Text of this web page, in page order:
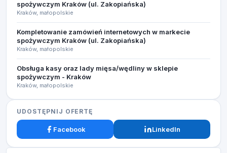
spożywczym Kraków (ul. Zakopiańska)
Kraków, małopolskie
Kompletowanie zamówień internetowych w markecie
spożywczym Kraków (ul. Zakopiańska)
Kraków, małopolskie
Obsługa kasy oraz lady mięsa/wędliny w sklepie
spożywczym - Kraków
Kraków, małopolskie
UDOSTĘPNIJ OFERTĘ
Facebook LinkedIn